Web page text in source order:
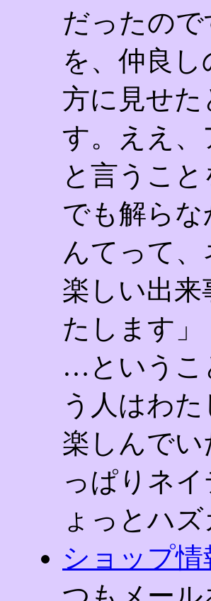
だったの
を、仲良
方に見せ
す。ええ
と言うこ
でも解ら
んてって
楽しい出
たします」
…というこ
う人はわ
楽しんで
っぱりネ
ょっとハ
ショップ情